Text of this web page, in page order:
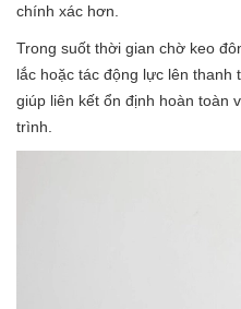
chính xác hơn.
Trong suốt thời gian chờ keo
lắc hoặc tác động lực lên
giúp liên kết ổn định hoàn toàn
trình.